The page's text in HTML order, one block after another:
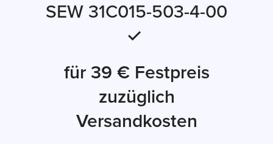
SEW 31C015-503-4-00
✓
für 39 € Festpreis
zuzüglich
Versandkosten